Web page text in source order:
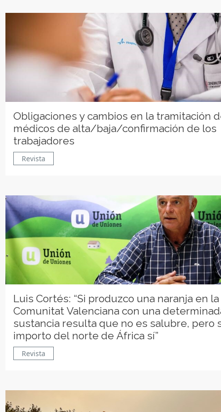
Obligaciones y cambios en la tramitación
médicos de alta/baja/confirmación de los
trabajadores
Revista
Luis Cortés: “Si produzco una naranja en la
Comunitat Valenciana con una
sustancia resulta que no es salubre, pero
importo del norte de África sí”
Revista